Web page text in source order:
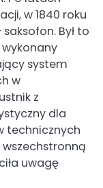
w 1840 roku
Był to
system
w
z
dla
technicznych
uwagę